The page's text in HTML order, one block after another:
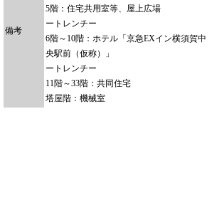
備考
5階：住宅共用室等、屋上広場
ートレンチー
6階～10階：ホテル「京急EXイン横須賀中
央駅前（仮称）」
ートレンチー
11階～33階：共同住宅
塔屋階：機械室